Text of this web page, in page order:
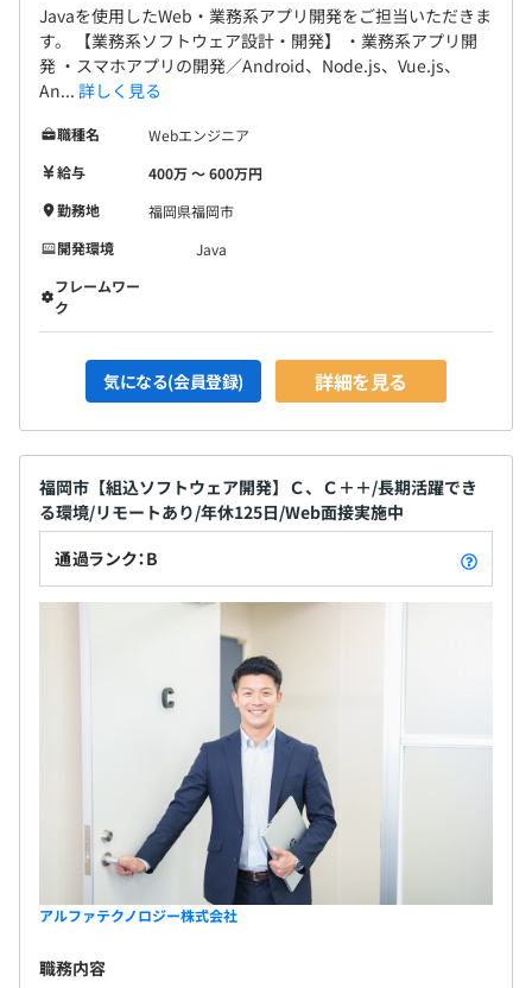
Javaを使用したWeb・業務系アプリ開発をご担当いただきま
す。 【業務系ソフトウェア設計・開発】 ・業務系アプリ開
発 ・スマホアプリの開発／Android、Node.js、Vue.js、
An... 詳しく見る
職種名
Webエンジニア
給与
400万 〜 600万円
勤務地
福岡県福岡市
開発環境
Java
フレームワー
ク
気になる(会員登録) 詳細を見る
福岡市【組込ソフトウェア開発】Ｃ、Ｃ＋＋/長期活躍でき
る環境/リモートあり/年休125日/Web面接実施中
通過ランク：B
アルファテクノロジー株式会社
職務内容